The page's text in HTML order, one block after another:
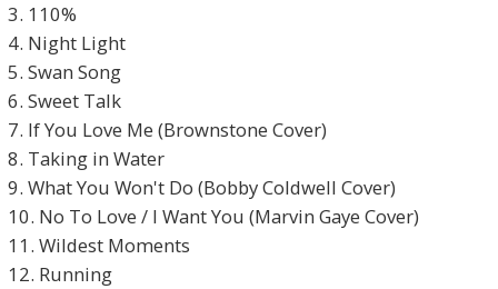
3. 110%
4. Night Light
5. Swan Song
6. Sweet Talk
7. If You Love Me (Brownstone Cover)
8. Taking in Water
9. What You Won't Do (Bobby Coldwell Cover)
10. No To Love / I Want You (Marvin Gaye Cover)
11. Wildest Moments
12. Running